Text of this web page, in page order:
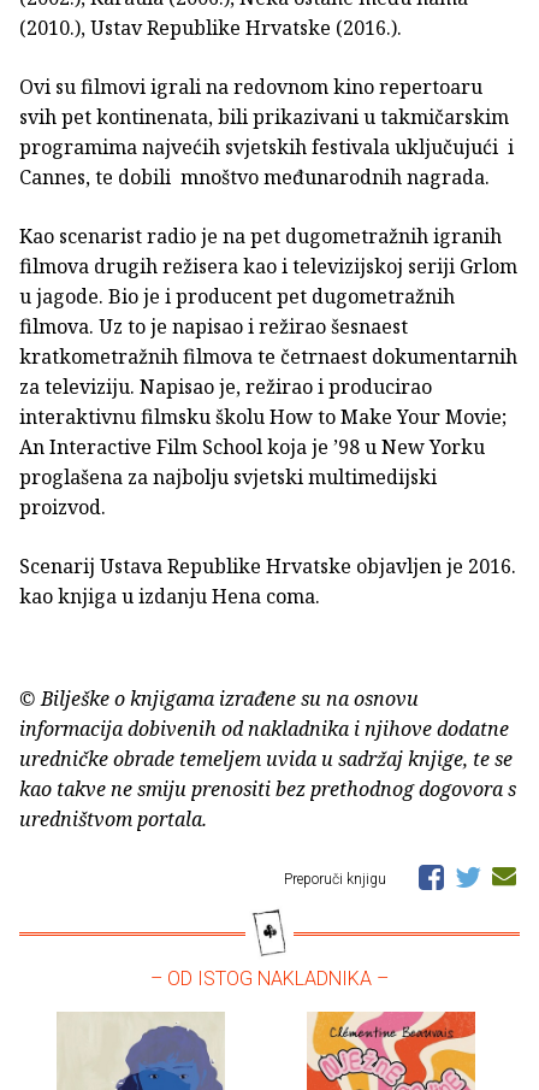
(2010.), Ustav Republike Hrvatske (2016.).
Ovi su filmovi igrali na redovnom kino repertoaru
svih pet kontinenata, bili prikazivani u takmičarskim
programima najvećih svjetskih festivala uključujući i
Cannes, te dobili mnoštvo međunarodnih nagrada.
Kao scenarist radio je na pet dugometražnih igranih
filmova drugih režisera kao i televizijskoj seriji Grlom
u jagode. Bio je i producent pet dugometražnih
filmova. Uz to je napisao i režirao šesnaest
kratkometražnih filmova te četrnaest dokumentarnih
za televiziju. Napisao je, režirao i producirao
interaktivnu filmsku školu How to Make Your Movie;
An Interactive Film School koja je ’98 u New Yorku
proglašena za najbolju svjetski multimedijski
proizvod.
Scenarij Ustava Republike Hrvatske objavljen je 2016.
kao knjiga u izdanju Hena coma.
© Bilješke o knjigama izrađene su na osnovu
informacija dobivenih od nakladnika i njihove dodatne
uredničke obrade temeljem uvida u sadržaj knjige, te se
kao takve ne smiju prenositi bez prethodnog dogovora s
uredništvom portala.
Preporuči knjigu
– OD ISTOG NAKLADNIKA –